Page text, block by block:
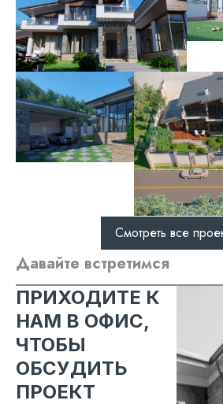
Смотреть все
Давайте встретимся
ПРИХОДИТЕ К
НАМ В ОФИС,
ЧТОБЫ
ОБСУДИТЬ
ПРОЕКТ